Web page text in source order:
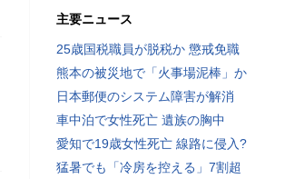
主要ニュース
25歳国税職員が脱税か 懲戒免職
熊本の被災地で「火事場泥棒」か
日本郵便のシステム障害が解消
車中泊で女性死亡 遺族の胸中
愛知で19歳女性死亡 線路に侵入?
猛暑でも「冷房を控える」7割超